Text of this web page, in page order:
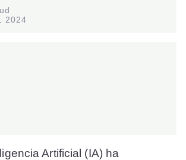
2024
Artificial (IA) ha